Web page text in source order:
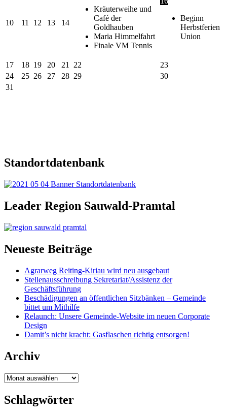
10 11 12 13 14
Kräuterweihe und
Café der
Goldhauben
Maria Himmelfahrt
Finale VM Tennis
Beginn
Herbstferien
Union
17 18 19 20 21 22
23
24
25 26 27 28 29
30
31
Standortdatenbank
Leader Region Sauwald-Pramtal
Neueste Beiträge
Agrarweg Reiting-Kiriau wird neu ausgebaut
Stellenausschreibung Sekretariat/Assistenz der
Geschäftsführung
Beschädigungen an öffentlichen Sitzbänken – Gemeinde
bittet um Mithilfe
Relaunch: Unsere Gemeinde-Website im neuen Corporate
Design
Damit’s nicht kracht: Gasflaschen richtig entsorgen!
Archiv
Archiv
Schlagwörter